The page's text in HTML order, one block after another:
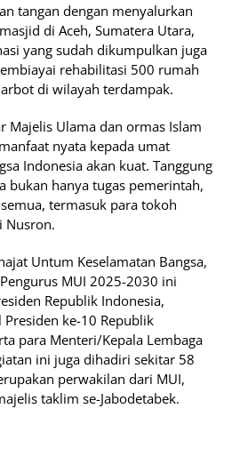
tangan dengan menyalurkan
di Aceh, Sumatera Utara,
yang sudah dikumpulkan juga
rehabilitasi 500 rumah
di wilayah terdampak.
Majelis Ulama dan ormas Islam
nyata kepada umat
Indonesia akan kuat. Tanggung
bukan hanya tugas pemerintah,
termasuk para tokoh
Nusron.
Untum Keselamatan Bangsa,
MUI 2025-2030 ini
Republik Indonesia,
ke-10 Republik
para Menteri/Kepala Lembaga
ini juga dihadiri sekitar 58
perwakilan dari MUI,
taklim se-Jabodetabek.